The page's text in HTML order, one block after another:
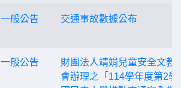
一般公告 交通事故數據公布
一般公告
財團法人靖娟兒童安全文教
會辦理之「114學年度第2學